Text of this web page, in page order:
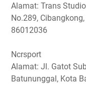
Alamat: Trans
No.289,
86012036
Ncrsport
Alamat: Jl. Gatot
Batununggal, Kota